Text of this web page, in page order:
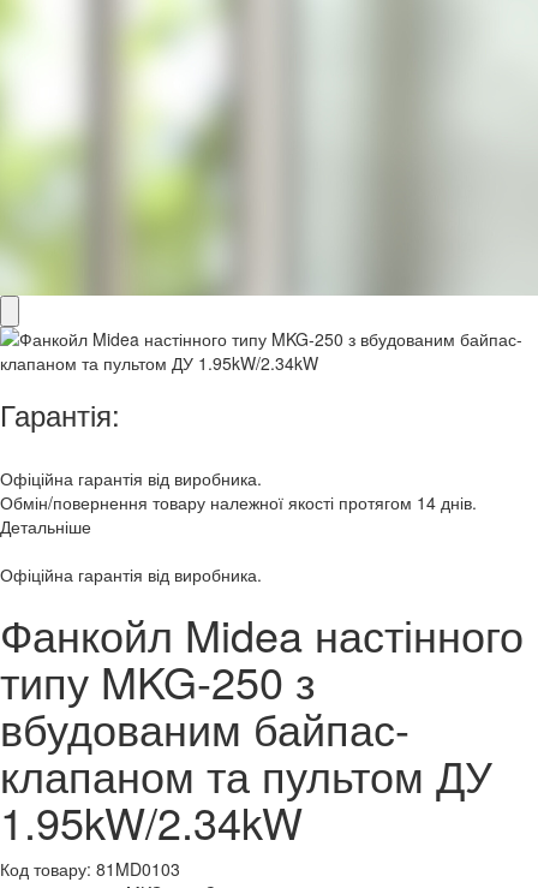
Гарантія:
Офіційна гарантія від виробника.
Обмін/повернення товару належної якості протягом 14 днів.
Детальніше
Офіційна гарантія від виробника.
Фанкойл Midea настінного
типу MKG-250 з
вбудованим байпас-
клапаном та пультом ДУ
1.95kW/2.34kW
Код товару: 81MD0103